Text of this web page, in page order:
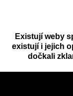
Existují weby
existují i jejich
dočkali